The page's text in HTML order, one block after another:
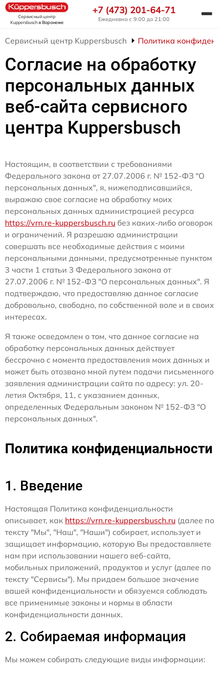
Сервисный центр
Kuppersbuschв Воронеже
+7 (473) 201-64-71
Ежедневно с 9:00 до 21:00
Сервисный центр Kuppersbusch Политика
Согласие на обработку
персональных данных
веб-сайта сервисного
центра Kuppersbusch
Настоящим, в соответствии с требованиями
Федерального закона от 27.07.2006 г. № 152-ФЗ "О
персональных данных", я, нижеподписавшийся,
выражаю свое согласие на обработку моих
персональных данных администрацией ресурса
https://vrn.re-kuppersbusch.ru без каких-либо оговорок
и ограничений. Я разрешаю администрации
совершать все необходимые действия с моими
персональными данными, предусмотренные пунктом
3 части 1 статьи 3 Федерального закона от
27.07.2006 г. № 152-ФЗ "О персональных данных". Я
подтверждаю, что предоставляю данное согласие
добровольно, свободно, по собственной воле и в своих
интересах.
Я также осведомлен о том, что данное согласие на
обработку персональных данных действует
бессрочно с момента предоставления моих данных и
может быть отозвано мной путем подачи письменного
заявления администрации сайта по адресу: ул. 20-
летия Октября, 11, с указанием данных,
определенных Федеральным законом № 152-ФЗ "О
персональных данных".
Политика конфиденциальности
1. Введение
Настоящая Политика конфиденциальности
описывает, как https://vrn.re-kuppersbusch.ru (далее по
тексту "Мы", "Наш", "Наши") собирает, использует и
защищает информацию, которую Вы предоставляете
нам при использовании нашего веб-сайта,
мобильных приложений, продуктов и услуг (далее по
тексту "Сервисы"). Мы придаем большое значение
вашей конфиденциальности и обязуемся соблюдать
все применимые законы и нормы в области
конфиденциальности данных.
2. Собираемая информация
Мы можем собирать следующие виды информации: